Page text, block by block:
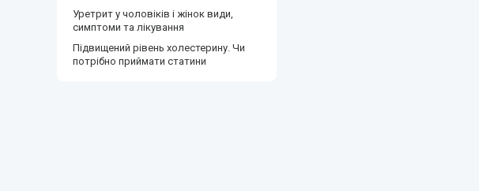
Уретрит у чоловіків і жінок види,
симптоми та лікування
Підвищений рівень холестерину. Чи
потрібно приймати статини